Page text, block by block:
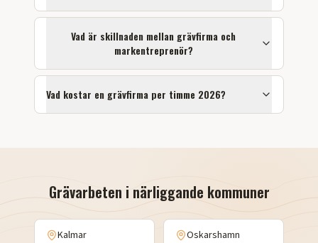
Vad är skillnaden mellan grävfirma och
markentreprenör?
Vad kostar en grävfirma per timme 2026?
Grävarbeten i närliggande kommuner
Kalmar Oskarshamn